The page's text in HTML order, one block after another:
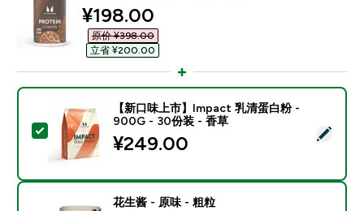
discounted price
¥198.00‎
原价 ¥398.00‎
立省 ¥200.00‎
Select this product - 【新口味上市】Impact 乳清蛋
【新口味上市】Impact 乳清蛋白粉 -
900G - 30份装 - 香草
¥249.00‎
花生酱 - 原味 - 粗粒